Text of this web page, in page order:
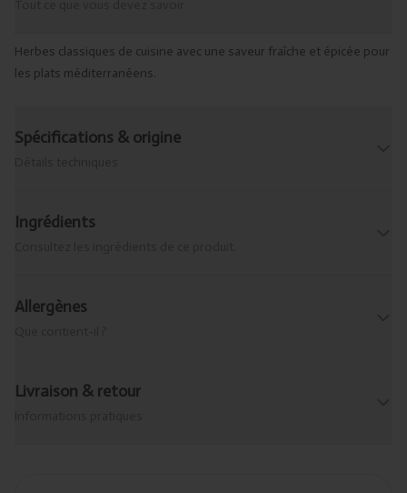
Herbes classiques de cuisine avec une saveur fraîche et épicée pour
les plats méditerranéens.
Spécifications & origine
Ingrédients
Allergènes
Livraison & retour